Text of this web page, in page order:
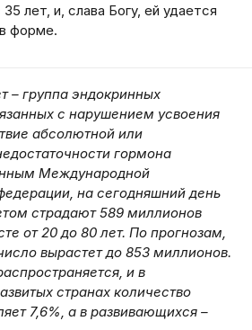
лет, и, слава Богу, ей удается
форме.
– группа эндокринных
с нарушением усвоения
абсолютной или
гормона
Международной
на сегодняшний день
страдают 589 миллионов
от 20 до 80 лет. По прогнозам,
вырастет до 853 миллионов.
и в
странах количество
7,6%, а в развивающихся –